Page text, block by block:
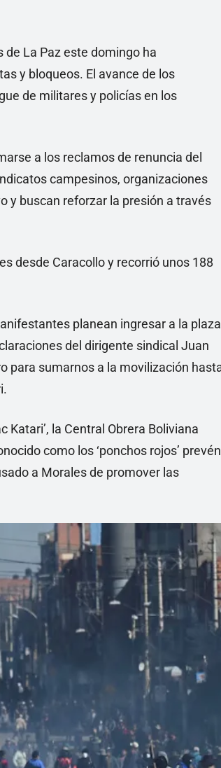
La Paz este domingo ha
y bloqueos. El avance de los
de militares y policías en los
a los reclamos de renuncia del
campesinos, organizaciones
y buscan reforzar la presión a través
desde Caracollo y recorrió unos 188
planean ingresar a la plaza
del dirigente sindical Juan
para sumarnos a la movilización
Katari’, la Central Obrera Boliviana
como los ‘ponchos rojos’ prevén
a Morales de promover las